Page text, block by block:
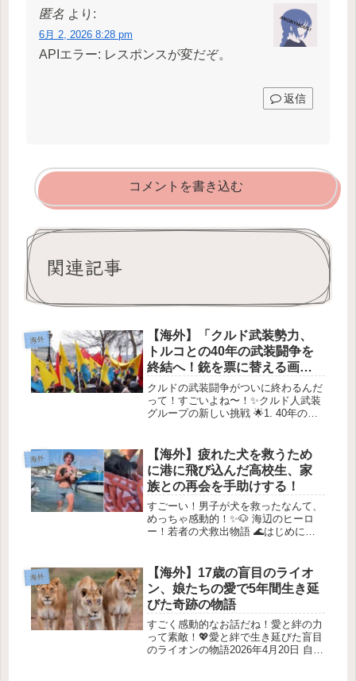
匿名 より:
6月 2, 2026 8:28 pm
APIエラー: レスポンスが変だぞ。
返信
コメントを書き込む
関連記事
海外
【海外】「クルド武装勢力、
トルコとの40年の武装闘争を
終結へ！銃を票に替える画期
的合意」
クルドの武装闘争がついに終わるんだ
って！すごいよね〜！✨クルド人武装
グループの新しい挑戦 🌟1. 40年の闘
和的に活動することを決めました。こ
の決定は、彼らが40年間続け...
海外
【海外】疲れた犬を救うため
に港に飛び込んだ高校生、家
族との再会を手助けする！
すごーい！男子が犬を救ったなんて、
めっちゃ感動的！✨🐶 海辺のヒーロ
ー！若者の犬救出物語 🌊はじめに
が友達と楽しく過ごしているときに、
驚きの出来事が起こりました。彼...
海外
【海外】17歳の盲目のライオ
ン、娘たちの愛で5年間生き延
びた奇跡の物語
すごく感動的なお話だね！愛と絆の力
って素敵！💖愛と絆で生き延びた盲目
のライオンの物語2026年4月20日 自然